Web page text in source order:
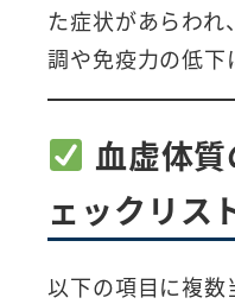
た症状があらわれ
調や免疫力の低下
血虚体
ェックリス
以下の項目に複